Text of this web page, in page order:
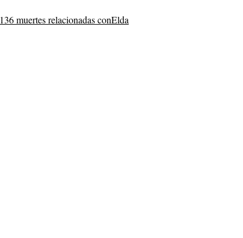
136 muertes relacionadas conElda